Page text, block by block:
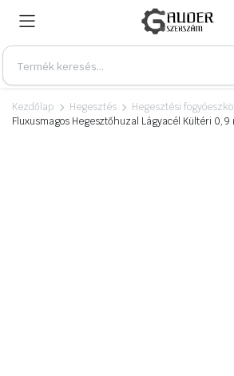
Kezdőlap Hegesztés
Hegesztési
Fluxusmagos Hegesztőhuzal Lágyacél Kültéri 0,9